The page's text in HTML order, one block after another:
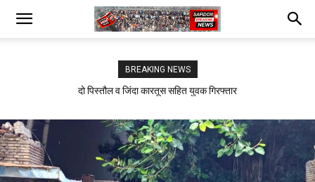
BREAKING NEWS
दो पिस्तौल व जिंदा कारतूस सहित युवक गिरफ्तार
सफीदों में बिजली कर्मचारियों का जोरदार प्रदर्शन